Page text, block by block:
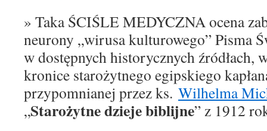
» Taka ŚCIŚLE MEDYCZNA ocena
neurony „wirusa kulturowego” Pisma
w dostępnych historycznych źródłach,
kronice starożytnego egipskiego
przypomnianej przez ks. Wilhelma
„Starożytne dzieje biblijne” z 1912